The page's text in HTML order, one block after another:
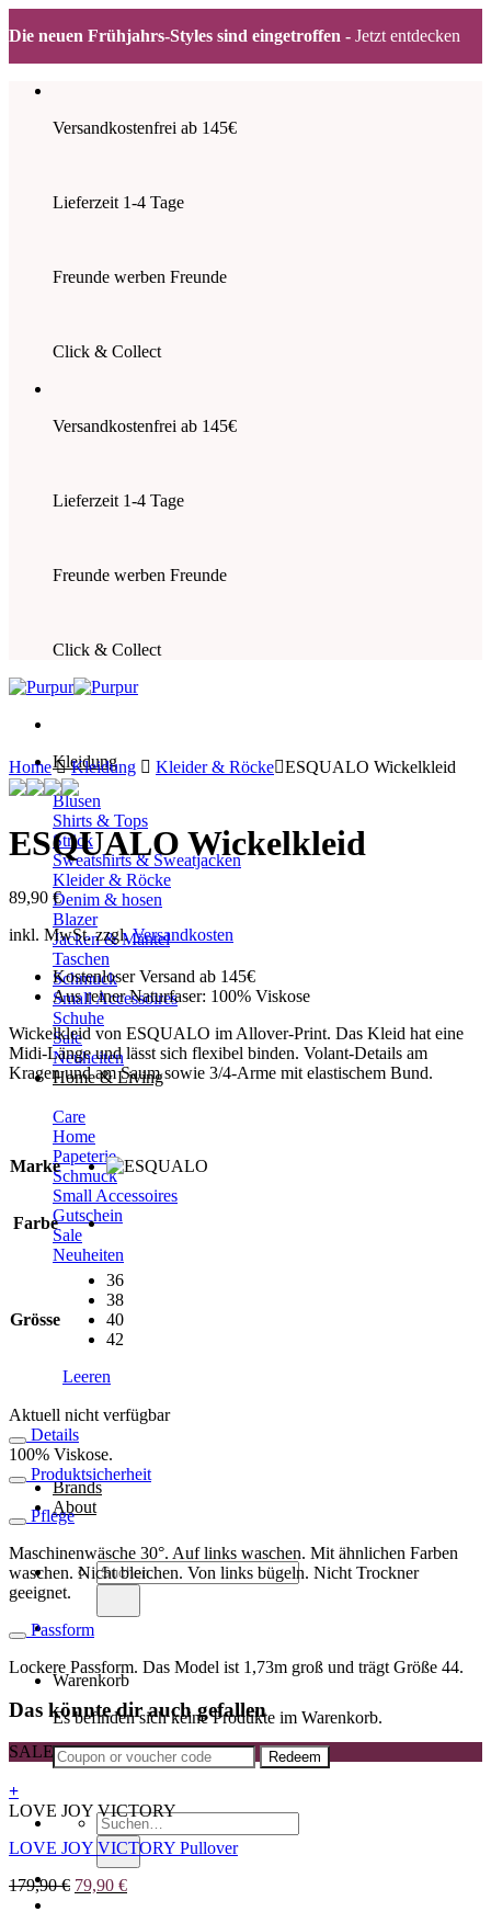
Die neuen Frühjahrs-Styles sind eingetroffen - Jetzt entdecken
Inhalt
Versandkostenfrei ab 145€
Lieferzeit 1-4 Tage
Freunde werben Freunde
Click & Collect
Versandkostenfrei ab 145€
Lieferzeit 1-4 Tage
Freunde werben Freunde
Click & Collect
Kleidung
Blusen
Shirts & Tops
Strick
Sweatshirts & Sweatjacken
Kleider & Röcke
Denim & hosen
Blazer
Jacken & Mäntel
Taschen
Schmuck
Small Accessoires
Schuhe
Sale
Neuheiten
Home & Living
Care
Home
Papeterie
Schmuck
Small Accessoires
Gutschein
Sale
Neuheiten
Brands
About
Suche
nach:
Warenkorb
Es befinden sich keine Produkte im Warenkorb.
Suche
nach:
Home Kleidung Kleider & Röcke ESQUALO Wickelkleid
ESQUALO Wickelkleid
89,90 €
inkl. MwSt. zzgl.Versandkosten
Kostenloser Versand ab 145€
Aus reiner Naturfaser: 100% Viskose
Wickelkleid von ESQUALO im Allover-Print. Das Kleid hat eine
Midi-Länge und lässt sich flexibel binden. Volant-Details am
Kragen und am Saum sowie 3/4-Arme mit elastischem Bund.
Marke
Farbe
Grösse
36
38
40
42
Leeren
Aktuell nicht verfügbar
Details
100% Viskose.
Produktsicherheit
Pflege
Maschinenwäsche 30°. Auf links waschen. Mit ähnlichen Farben
waschen. Nicht bleichen. Von links bügeln. Nicht Trockner
geeignet.
Passform
Lockere Passform. Das Model ist 1,73m groß und trägt Größe 44.
Das könnte dir auch gefallen
SALE
+
Dieses
Produkt
weist
Varianten
LOVE JOY VICTORY
LOVE JOY VICTORY Pullover
179,90€ Ursprünglicher
79,90 €Aktueller